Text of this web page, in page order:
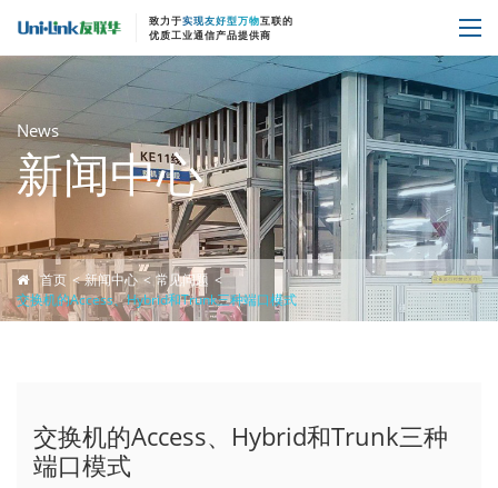
致力于实现友好型万物互联的
优质工业通信产品提供商
News
新闻中心
首页 新闻中心
常见问题
交换机的Access、Hybrid和Trunk三种端口模式
交换机的Access、Hybrid和Trunk三种
端口模式